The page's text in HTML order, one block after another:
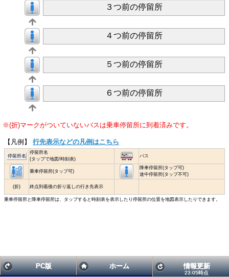
３つ前の停留所
４つ前の停留所
５つ前の停留所
６つ前の停留所
※(折)マークがついていないバスは乗車停留所に到着済みです。
【凡例】 行先表示などの凡例はこちら
停留所名
停留所名
(タップで地図/時刻表)
バス
乗車停留所(タップ可)
降車停留所(タップ可)
途中停留所(タップ不可)
(折) 終点到着後の折り返しの行き先表示
乗車停留所と降車停留所は、タップすると時刻表を表示したり停留所の位置を地図表示したりできます。
PC版 ホーム 情報更新
23:05時点